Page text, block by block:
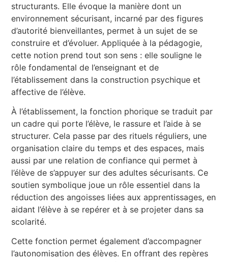
structurants. Elle évoque la manière dont un
environnement sécurisant, incarné par des figures
d’autorité bienveillantes, permet à un sujet de se
construire et d’évoluer. Appliquée à la pédagogie,
cette notion prend tout son sens : elle souligne le
rôle fondamental de l’enseignant et de
l’établissement dans la construction psychique et
affective de l’élève.
À l’établissement, la fonction phorique se traduit par
un cadre qui porte l’élève, le rassure et l’aide à se
structurer. Cela passe par des rituels réguliers, une
organisation claire du temps et des espaces, mais
aussi par une relation de confiance qui permet à
l’élève de s’appuyer sur des adultes sécurisants. Ce
soutien symbolique joue un rôle essentiel dans la
réduction des angoisses liées aux apprentissages, en
aidant l’élève à se repérer et à se projeter dans sa
scolarité.
Cette fonction permet également d’accompagner
l’autonomisation des élèves. En offrant des repères